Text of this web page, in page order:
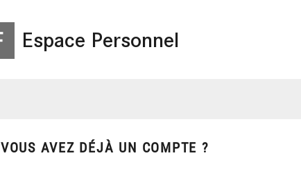
Espace Personnel
VOUS AVEZ DÉJÀ UN COMPTE ?